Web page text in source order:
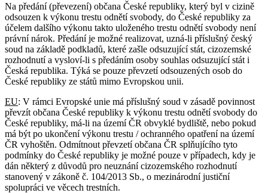
Na předání (převezení) občana České republiky, který byl v cizině
odsouzen k výkonu trestu odnětí svobody, do České republiky za
účelem dalšího výkonu takto uloženého trestu odnětí svobody není
právní nárok. Předání je možné realizovat, uzná-li příslušný český
soud na základě podkladů, které zašle odsuzující stát, cizozemské
rozhodnutí a vysloví-li s předáním osoby souhlas odsuzující stát i
Česká republika. Týká se pouze převzetí odsouzených osob do
České republiky ze států mimo Evropskou unii.
EU: V rámci Evropské unie má příslušný soud v zásadě povinnost
převzít občana České republiky k výkonu trestu odnětí svobody do
České republiky, má-li na území ČR obvyklé bydliště, nebo pokud
má být po ukončení výkonu trestu / ochranného opatření na území
ČR vyhoštěn. Odmítnout převzetí občana ČR splňujícího tyto
podmínky do České republiky je možné pouze v případech, kdy je
dán některý z důvodů pro neuznání cizozemského rozhodnutí
stanovený v zákoně č. 104/2013 Sb., o mezinárodní justiční
spolupráci ve věcech trestních.